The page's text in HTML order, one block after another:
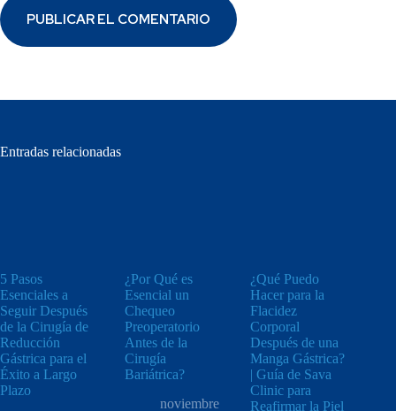
PUBLICAR EL COMENTARIO
Entradas relacionadas
5 Pasos
Esenciales a
Seguir Después
de la Cirugía de
Reducción
Gástrica para el
Éxito a Largo
Plazo
¿Por Qué es
Esencial un
Chequeo
Preoperatorio
Antes de la
Cirugía
Bariátrica?
noviembre
¿Qué Puedo
Hacer para la
Flacidez
Corporal
Después de una
Manga Gástrica?
| Guía de Sava
Clinic para
Reafirmar la Piel